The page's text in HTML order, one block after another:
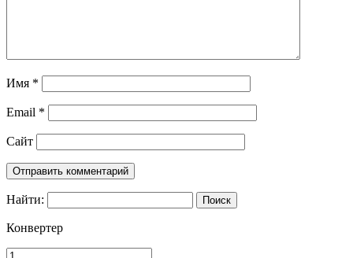
Имя *
Email *
Сайт
Найти:
Конвертер